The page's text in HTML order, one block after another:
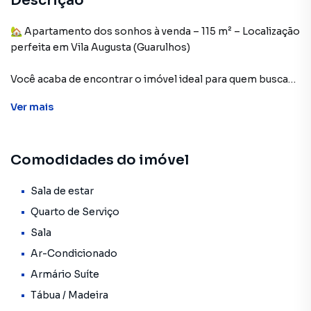
🏡 Apartamento dos sonhos à venda – 115 m² – Localização
perfeita em Vila Augusta (Guarulhos)
Você acaba de encontrar o imóvel ideal para quem busca
amplo apartamento de 115 m² está situado em uma das
transporte, shoppings, serviços e com toda a
✨ Destaques do imóvel:
3 dormitórios, sendo 2 suítes, todos com armários
planejados de alta qualidade;
amigos e familiares;
Ver mais
Comodidades do imóvel
Sala de estar
Quarto de Serviço
Sala
Ar-Condicionado
Armário Suíte
Tábua / Madeira